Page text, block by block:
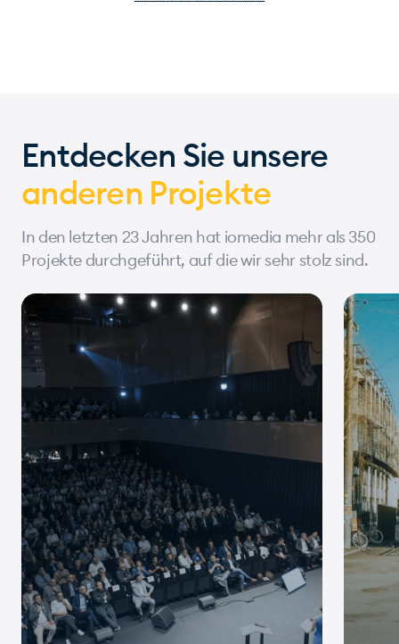
Entdecken Sie unsere
anderen Projekte
In den letzten 23 Jahren hat iomedia mehr als 350
Projekte durchgeführt, auf die wir sehr stolz sind.